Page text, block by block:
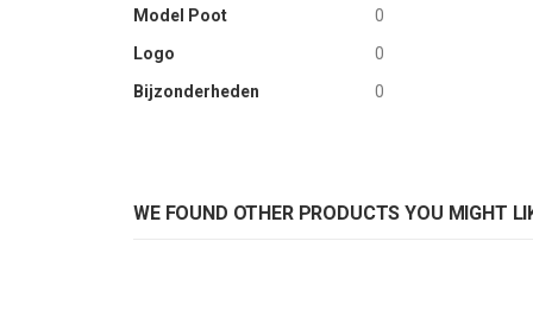
Model Poot
0
Logo
0
Bijzonderheden
0
WE FOUND OTHER PRODUCTS YOU MIGHT